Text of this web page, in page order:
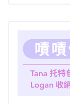
Avier 以專業線
計出可替換岩